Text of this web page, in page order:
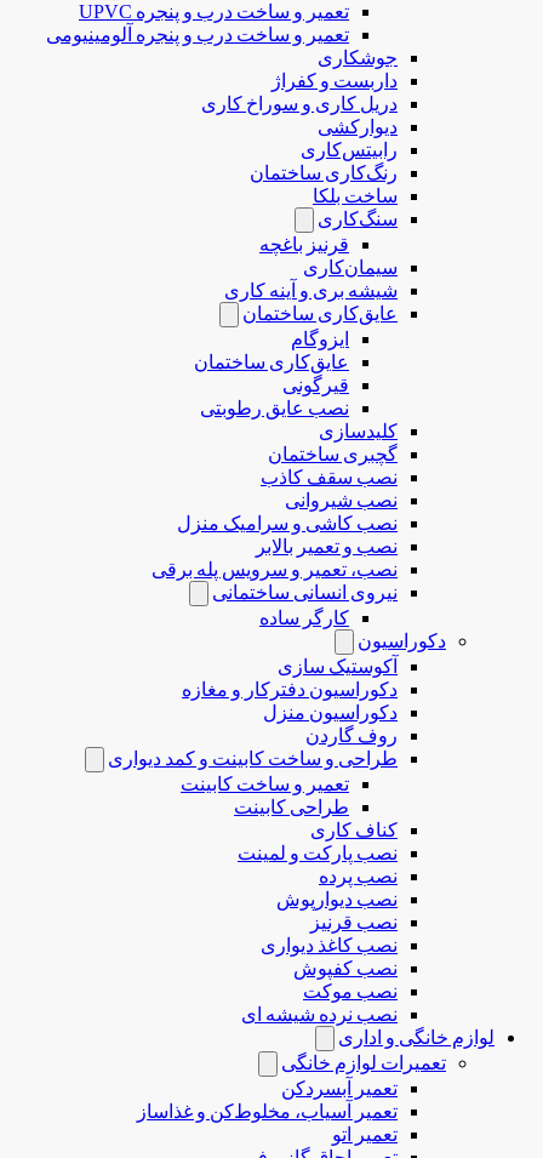
تعمیر و ساخت درب و پنجره UPVC
تعمیر و ساخت درب و پنجره آلومینیومی
جوشکاری
داربست و کفراژ
دریل کاری و سوراخ کاری
دیوارکشی
رابیتس‌کاری
رنگ‌کاری ساختمان
ساخت بلکا
سنگ‌کاری
قرنیز باغچه
سیمان‌کاری
شیشه بری و آینه کاری
عایق‌کاری ساختمان
ایزوگام
عایق‌کاری ساختمان
قیرگونی
نصب عایق رطوبتی
کلیدسازی
گچبری ساختمان
نصب سقف کاذب
نصب شیروانی
نصب کاشی و سرامیک منزل
نصب و تعمیر بالابر
نصب، تعمیر و سرویس پله برقی
نیروی انسانی ساختمانی
کارگر ساده
دکوراسیون
آکوستیک سازی
دکوراسیون دفترکار و مغازه
دکوراسیون منزل
روف گاردن
طراحی و ساخت کابینت و کمد دیواری
تعمیر و ساخت کابینت
طراحی کابینت
کناف کاری
نصب پارکت و لمینت
نصب پرده
نصب دیوارپوش
نصب قرنیز
نصب کاغذ دیواری
نصب کفپوش
نصب موکت
نصب نرده شیشه ای
لوازم خانگی و اداری
تعمیرات لوازم خانگی
تعمیر آبسردکن
تعمیر آسیاب، مخلوط‌کن و غذاساز
تعمیر اتو